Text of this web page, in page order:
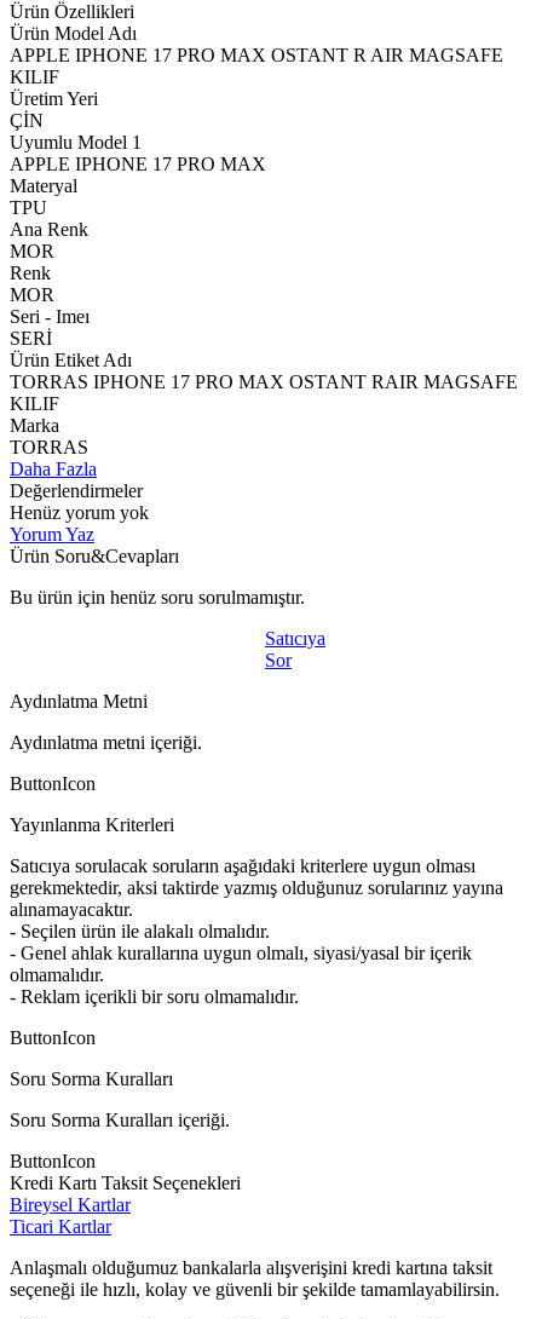
Ürün Özellikleri
Ürün Model Adı
APPLE IPHONE 17 PRO MAX OSTANT R AIR MAGSAFE
KILIF
Üretim Yeri
ÇİN
Uyumlu Model 1
APPLE IPHONE 17 PRO MAX
Materyal
TPU
Ana Renk
MOR
Renk
MOR
Seri - Imeı
SERİ
Ürün Etiket Adı
TORRAS IPHONE 17 PRO MAX OSTANT RAIR MAGSAFE
KILIF
Marka
TORRAS
Daha Fazla
Değerlendirmeler
Henüz yorum yok
Yorum Yaz
Ürün Soru&Cevapları
Bu ürün için henüz soru sorulmamıştır.
Satıcıya
Sor
Aydınlatma Metni
Aydınlatma metni içeriği.
ButtonIcon
Yayınlanma Kriterleri
Satıcıya sorulacak soruların aşağıdaki kriterlere uygun olması
gerekmektedir, aksi taktirde yazmış olduğunuz sorularınız yayına
alınamayacaktır.
- Seçilen ürün ile alakalı olmalıdır.
- Genel ahlak kurallarına uygun olmalı, siyasi/yasal bir içerik
olmamalıdır.
- Reklam içerikli bir soru olmamalıdır.
ButtonIcon
Soru Sorma Kuralları
Soru Sorma Kuralları içeriği.
ButtonIcon
Kredi Kartı Taksit Seçenekleri
Bireysel Kartlar
Ticari Kartlar
Anlaşmalı olduğumuz bankalarla alışverişini kredi kartına taksit
seçeneği ile hızlı, kolay ve güvenli bir şekilde tamamlayabilirsin.